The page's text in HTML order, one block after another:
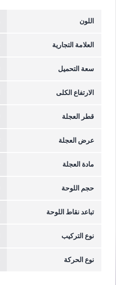
اللون
العلامة التجارية
سعة التحميل
الارتفاع الکلی
قطر العجلة
عرض العجلة
مادة العجلة
حجم اللوحة
تباعد نقاط اللوحة
نوع التركيب
نوع الحركة